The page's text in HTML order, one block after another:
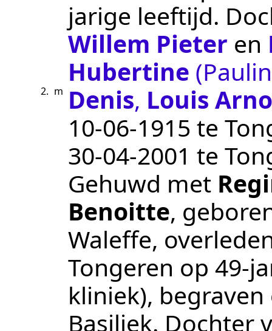
jarige leeftijd.
Willem Pieter en
Hubertine
2. m Denis, Louis
10‑06‑1915 te
30‑04‑2001 te
Gehuwd met
Benoitte,
Waleffe,
Tongeren op 49-
kliniek),
Basiliek. Dochter